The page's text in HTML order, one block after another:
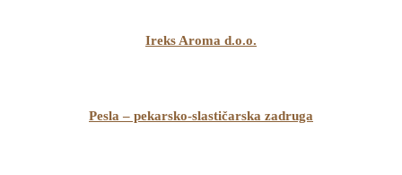
Ireks Aroma d.o.o.
Pesla – pekarsko-slastičarska zadruga